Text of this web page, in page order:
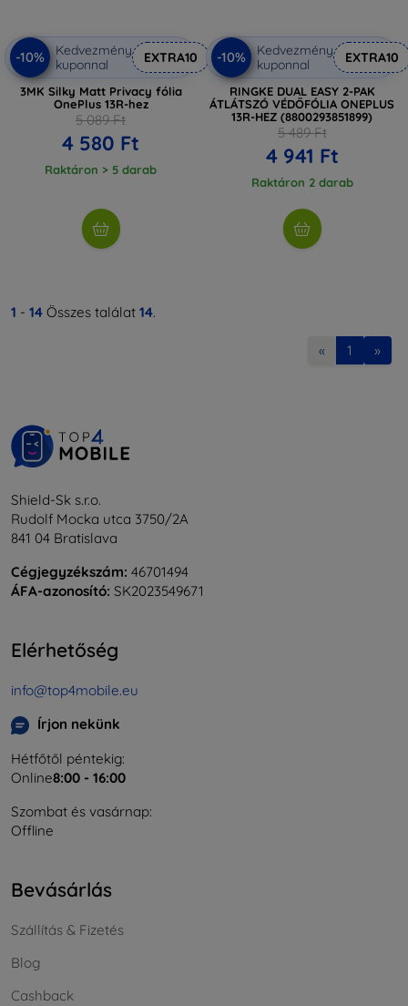
-10%
Kedvezmény
kuponnal
EXTRA10
3MK Silky Matt Privacy fólia
OnePlus 13R-hez
5 089 Ft
4 580 Ft
Raktáron > 5 darab
-10%
Kedvezmény
kuponnal
EXTRA10
RINGKE DUAL EASY 2-PAK
ÁTLÁTSZÓ VÉDŐFÓLIA ONEPLUS
13R-HEZ (8800293851899)
5 489 Ft
4 941 Ft
Raktáron 2 darab
1 - 14 Összes találat 14.
« 1 »
Shield-Sk s.r.o.
Rudolf Mocka utca 3750/2A
841 04 Bratislava
Cégjegyzékszám: 46701494
ÁFA-azonosító: SK2023549671
Elérhetőség
info@top4mobile.eu
Írjon nekünk
Hétfőtől péntekig:
Online8:00 - 16:00
Szombat és vasárnap:
Offline
Bevásárlás
Szállítás & Fizetés
Blog
Cashback